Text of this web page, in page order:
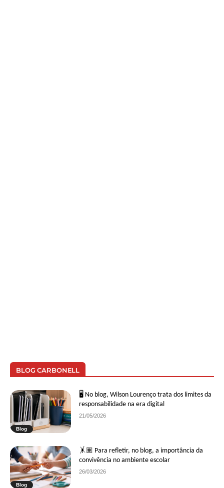
BLOG CARBONELL
Blog
🖥 No blog, Wilson Lourenço trata dos limites da
responsabilidade na era digital
21/05/2026
Blog
🤸🏽 Para refletir, no blog, a importância da
convivência no ambiente escolar
26/03/2026